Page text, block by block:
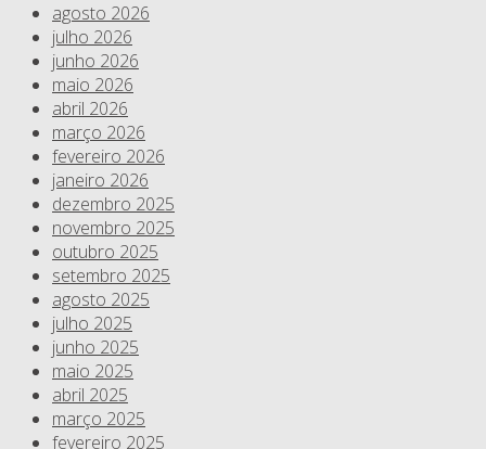
agosto 2026
julho 2026
junho 2026
maio 2026
abril 2026
março 2026
fevereiro 2026
janeiro 2026
dezembro 2025
novembro 2025
outubro 2025
setembro 2025
agosto 2025
julho 2025
junho 2025
maio 2025
abril 2025
março 2025
fevereiro 2025